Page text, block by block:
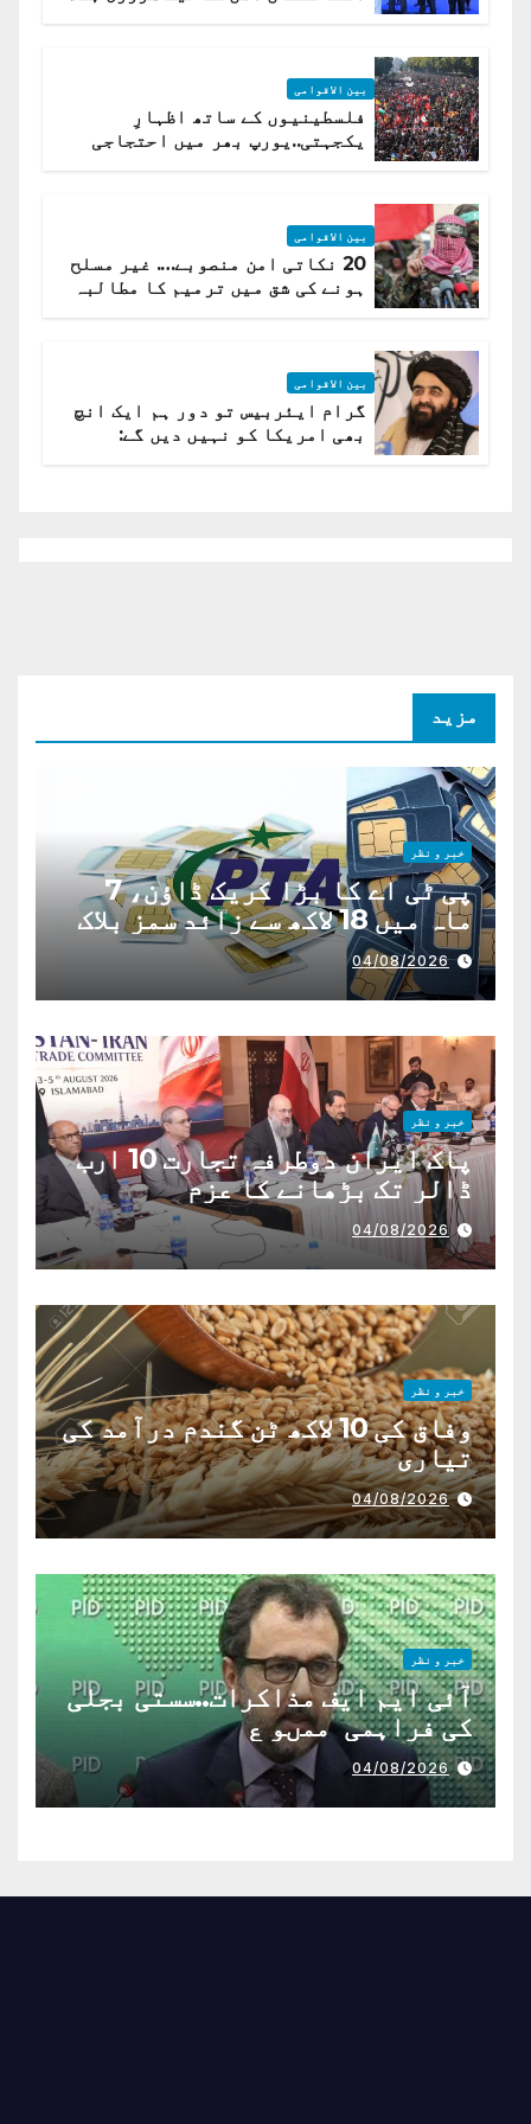
بین الاقوامی
فلسطینیوں کے ساتھ اظہارِ
یکجہتی..یورپ بھر میں احتجاجی
بین الاقوامی
20 نکاتی امن منصوبے…. غیر مسلح
ہونے کی شق میں ترمیم کا مطالبہ
بین الاقوامی
گرام ایئربیس تو دور ہم ایک انچ
بھی امریکا کو نہیں دیں گے:
مزید
خبر و نظر
پی ٹی اے کا بڑا کریک ڈاؤن، 7
ماہ میں 18 لاکھ سے زائد سمز بلاک
04/08/2026
خبر و نظر
پاک ایران دوطرفہ تجارت 10 ارب
ڈالر تک بڑھانے کا عزم
04/08/2026
خبر و نظر
وفاق کی 10 لاکھ ٹن گندم درآمد کی
تیاری
04/08/2026
خبر و نظر
آئی ایم ایف مذاکرات..سستی بجلی
کی فراہمی ممںو ع
04/08/2026